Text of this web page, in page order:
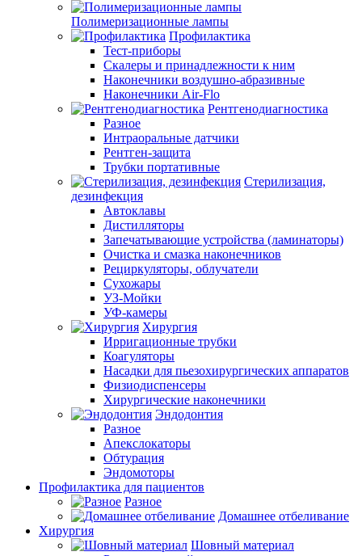
Полимеризационные лампы
Профилактика
Тест-приборы
Скалеры и принадлежности к ним
Наконечники воздушно-абразивные
Наконечники Air-Flo
Рентгенодиагностика
Разное
Интраоральные датчики
Рентген-защита
Трубки портативные
Стерилизация,
дезинфекция
Автоклавы
Дистилляторы
Запечатывающие устройства (ламинаторы)
Очистка и смазка наконечников
Рециркуляторы, облучатели
Сухожары
УЗ-Мойки
УФ-камеры
Хирургия
Ирригационные трубки
Коагуляторы
Насадки для пьезохирургических аппаратов
Физиодиспенсеры
Хирургические наконечники
Эндодонтия
Разное
Апекслокаторы
Обтурация
Эндомоторы
Профилактика для пациентов
Разное
Домашнее отбеливание
Хирургия
Шовный материал